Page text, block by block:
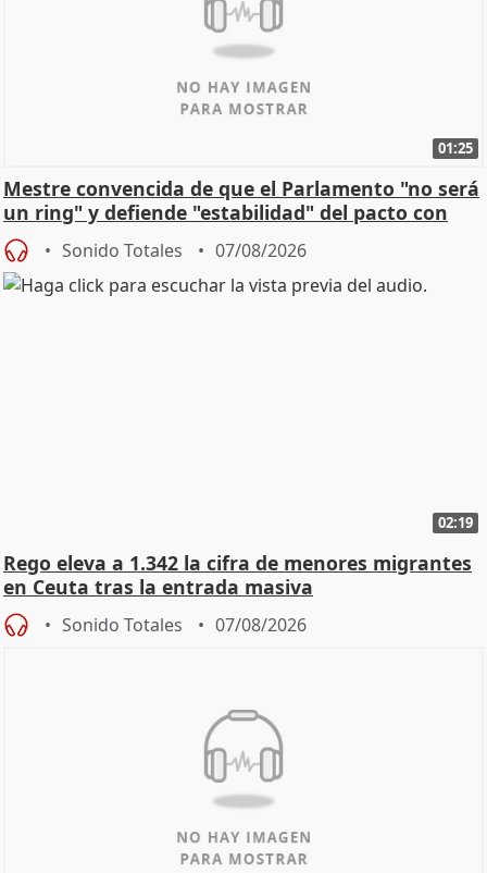
01:25
Mestre convencida de que el Parlamento "no será
un ring" y defiende "estabilidad" del pacto con
Vox
Sonido Totales 07/08/2026
02:19
Rego eleva a 1.342 la cifra de menores migrantes
en Ceuta tras la entrada masiva
Sonido Totales 07/08/2026